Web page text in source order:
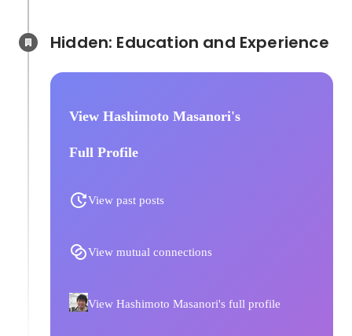
View Hashimoto Masanori's
Full Profile
View past posts
View mutual connections
View Hashimoto Masanori's full profile